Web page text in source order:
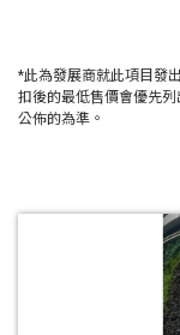
*此為發展商就此項目發
扣後的最低售價會優先
公佈的為準。